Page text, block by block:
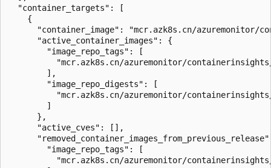
  "container_targets": [
    {
"container_image": "mcr.azk8s.cn/azuremonitor/
      "active_container_images": {
        "image_repo_tags": [
"mcr.azk8s.cn/azuremonitor/
        ],
        "image_repo_digests": [
"mcr.azk8s.cn/azuremonitor/
        ]
      },
      "active_cves": [],
        "image_repo_tags": [
"mcr.azk8s.cn/azuremonitor/